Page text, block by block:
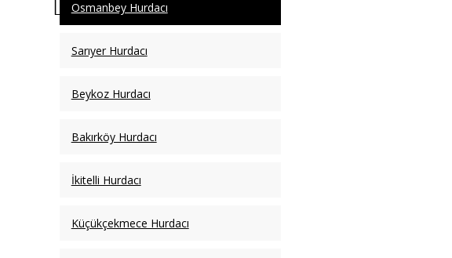
Osmanbey Hurdacı
Sarıyer Hurdacı
Beykoz Hurdacı
Bakırköy Hurdacı
İkitelli Hurdacı
Küçükçekmece Hurdacı